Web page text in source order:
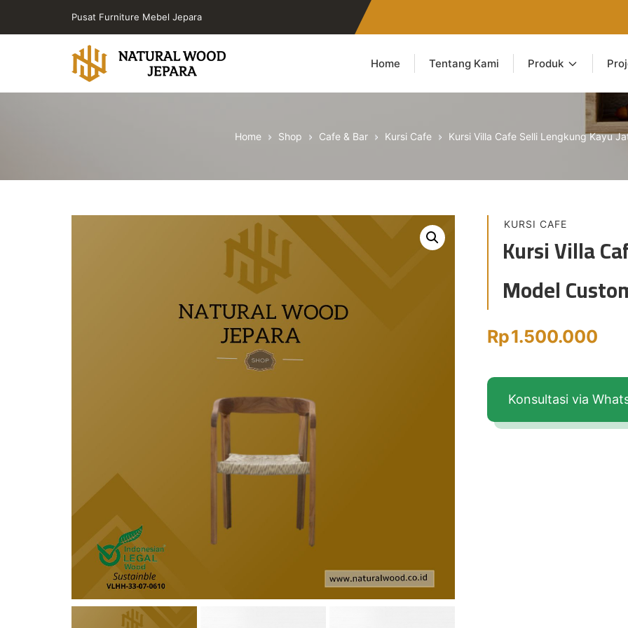
Pusat Furniture Mebel Jepara
Toko
Minimalis
Natural
Home Tentang Kami Produk
Home Shop Cafe & Bar Kursi Cafe Kursi Villa Cafe Selli Lengkung Kayu
KURSI CAFE
Kursi Villa
Model
Rp1.500.000
Konsultasi via